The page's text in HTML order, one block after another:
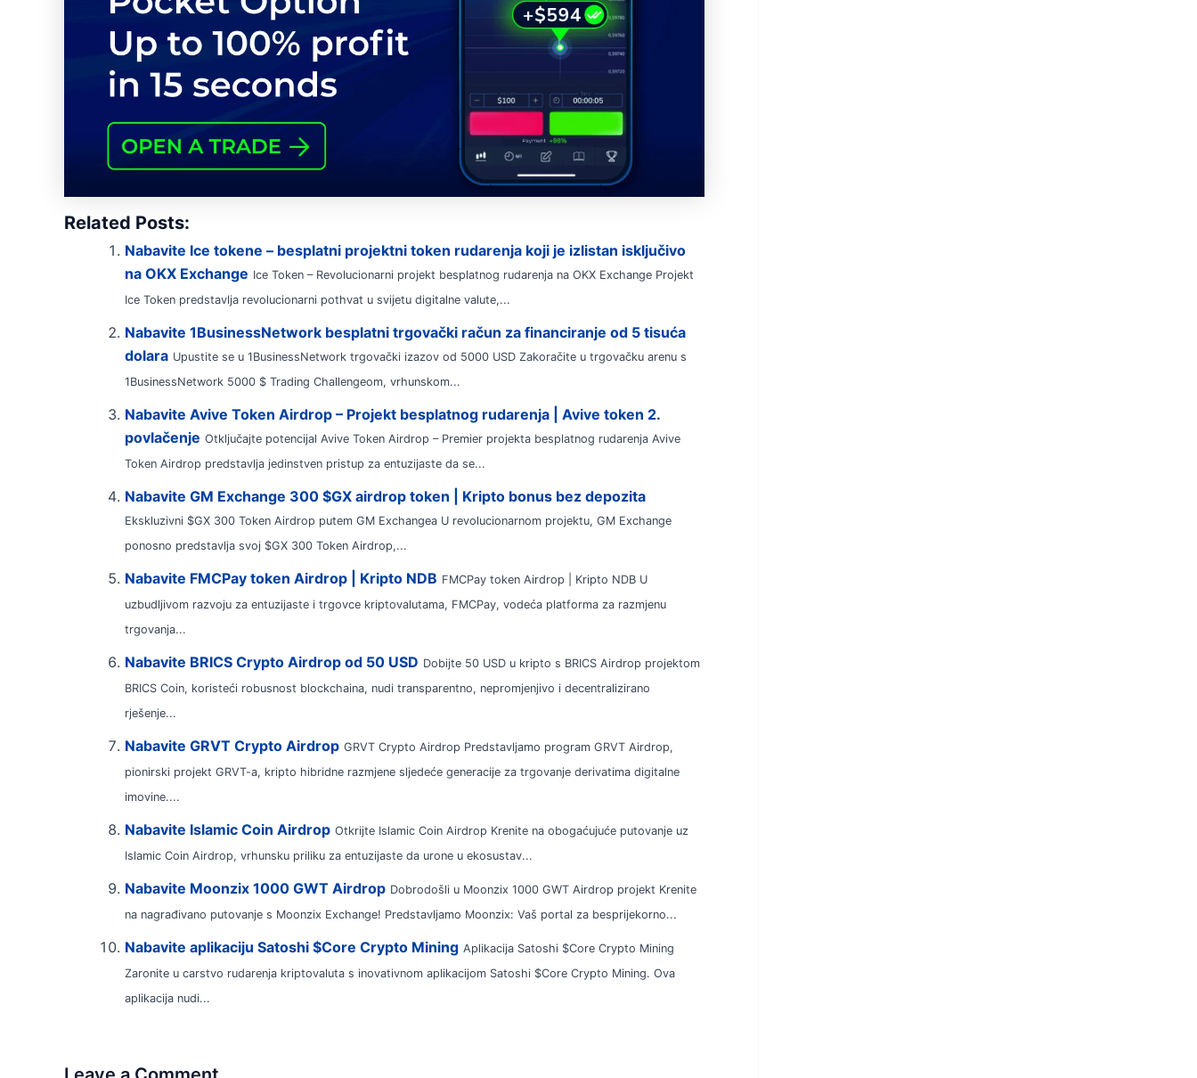
Related Posts:
Nabavite Ice tokene – besplatni projektni token rudarenja koji je izlistan isključivo
na OKX Exchange Ice Token – Revolucionarni projekt besplatnog rudarenja na OKX Exchange Projekt
Ice Token predstavlja revolucionarni pothvat u svijetu digitalne valute,...
Nabavite 1BusinessNetwork besplatni trgovački račun za financiranje od 5 tisuća
dolara Upustite se u 1BusinessNetwork trgovački izazov od 5000 USD Zakoračite u trgovačku arenu s
1BusinessNetwork 5000 $ Trading Challengeom, vrhunskom...
Nabavite Avive Token Airdrop – Projekt besplatnog rudarenja | Avive token 2.
povlačenje Otključajte potencijal Avive Token Airdrop – Premier projekta besplatnog rudarenja Avive
Token Airdrop predstavlja jedinstven pristup za entuzijaste da se...
Nabavite GM Exchange 300 $GX airdrop token | Kripto bonus bez depozita
Ekskluzivni $GX 300 Token Airdrop putem GM Exchangea U revolucionarnom projektu, GM Exchange
ponosno predstavlja svoj $GX 300 Token Airdrop,...
Nabavite FMCPay token Airdrop | Kripto NDB FMCPay token Airdrop | Kripto NDB U
uzbudljivom razvoju za entuzijaste i trgovce kriptovalutama, FMCPay, vodeća platforma za razmjenu
trgovanja...
Nabavite BRICS Crypto Airdrop od 50 USD Dobijte 50 USD u kripto s BRICS Airdrop projektom
BRICS Coin, koristeći robusnost blockchaina, nudi transparentno, nepromjenjivo i decentralizirano
rješenje...
Nabavite GRVT Crypto Airdrop GRVT Crypto Airdrop Predstavljamo program GRVT Airdrop,
pionirski projekt GRVT-a, kripto hibridne razmjene sljedeće generacije za trgovanje derivatima digitalne
imovine....
Nabavite Islamic Coin Airdrop Otkrijte Islamic Coin Airdrop Krenite na obogaćujuće putovanje uz
Islamic Coin Airdrop, vrhunsku priliku za entuzijaste da urone u ekosustav...
Nabavite Moonzix 1000 GWT Airdrop Dobrodošli u Moonzix 1000 GWT Airdrop projekt Krenite
na nagrađivano putovanje s Moonzix Exchange! Predstavljamo Moonzix: Vaš portal za besprijekorno...
Nabavite aplikaciju Satoshi $Core Crypto Mining Aplikacija Satoshi $Core Crypto Mining
Zaronite u carstvo rudarenja kriptovaluta s inovativnom aplikacijom Satoshi $Core Crypto Mining. Ova
aplikacija nudi...